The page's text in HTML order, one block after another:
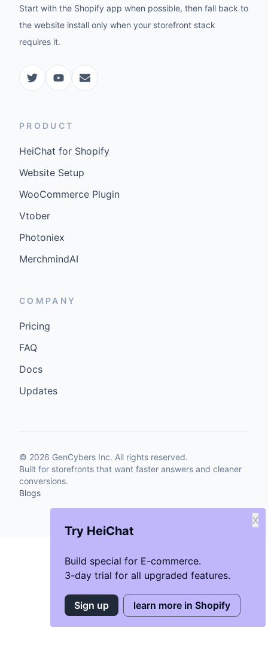
Try HeiChat
Build special for E-commerce.
3-day trial for all upgraded features.
X
Sign up learn more in Shopify
Start with the Shopify app when possible, then fall back to
the website install only when your storefront stack
requires it.
PRODUCT
HeiChat for Shopify
Website Setup
WooCommerce Plugin
Vtober
Photoniex
MerchmindAI
COMPANY
Pricing
FAQ
Docs
Updates
© 2026 GenCybers Inc. All rights reserved.
Built for storefronts that want faster answers and cleaner
conversions.
Blogs